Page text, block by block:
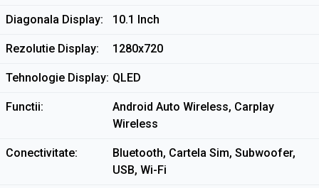
Diagonala Display 10.1 Inch
Rezolutie Display 1280x720
Tehnologie Display QLED
Functii
Android Auto Wireless, Carplay
Wireless
Conectivitate
Bluetooth, Cartela Sim, Subwoofer,
USB, Wi-Fi